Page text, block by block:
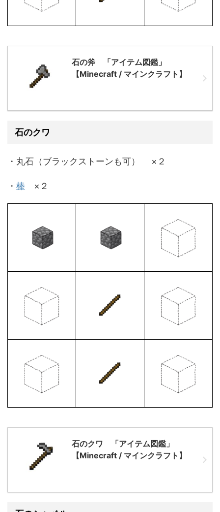
石の斧 「アイテム図鑑」
【Minecraft / マインクラフト】
石のクワ
・丸石（ブラックストーンも可） ×２
・ 棒 ×２
石のクワ 「アイテム図鑑」
【Minecraft / マインクラフト】